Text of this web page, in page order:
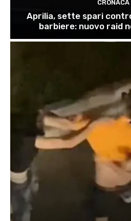
CRONACA
Aprilia, sette spari
barbiere: nuovo raid